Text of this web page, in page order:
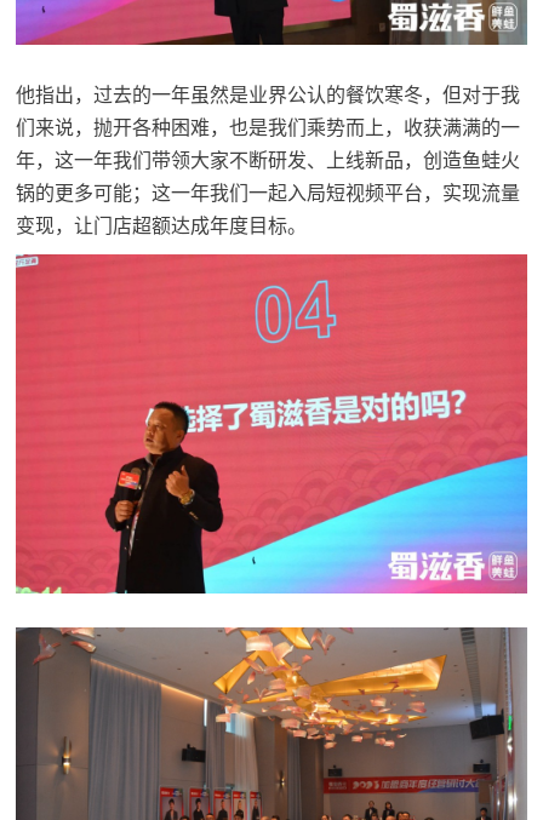
他指出，过去的一年虽然是业界公认的餐饮寒冬，但对于我
们来说，抛开各种困难，也是我们乘势而上，收获满满的一
年，这一年我们带领大家不断研发、上线新品，创造鱼蛙火
锅的更多可能；这一年我们一起入局短视频平台，实现流量
变现，让门店超额达成年度目标。